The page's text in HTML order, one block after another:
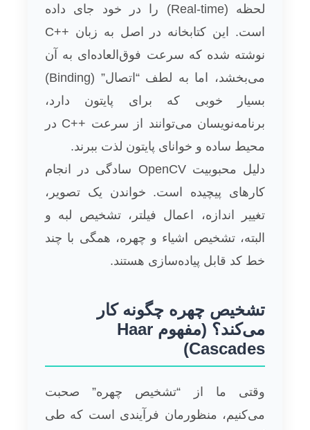
لحظه (Real-time) را در خود جای داده
است. این کتابخانه در اصل به زبان ++C
نوشته شده که سرعت فوق‌العاده‌ای به آن
می‌بخشد، اما به لطف “اتصال” (Binding)
بسیار خوبی که برای پایتون دارد،
برنامه‌نویسان می‌توانند از سرعت ++C در
محیط ساده و خوانای پایتون لذت ببرند.
دلیل محبوبیت OpenCV سادگی در انجام
کارهای پیچیده است. خواندن یک تصویر،
تغییر اندازه، اعمال فیلتر، تشخیص لبه و
البته، تشخیص اشیاء و چهره، همگی با چند
خط کد قابل پیاده‌سازی هستند.
تشخیص چهره چگونه کار
می‌کند؟ (مفهوم Haar
Cascades)
وقتی ما از “تشخیص چهره” صحبت
می‌کنیم، منظورمان فرآیندی است که طی